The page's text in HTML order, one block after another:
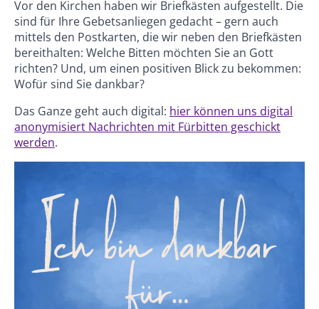
Vor den Kirchen haben wir Briefkästen aufgestellt. Die
sind für Ihre Gebetsanliegen gedacht – gern auch
mittels den Postkarten, die wir neben den Briefkästen
bereithalten: Welche Bitten möchten Sie an Gott
richten? Und, um einen positiven Blick zu bekommen:
Wofür sind Sie dankbar?
Das Ganze geht auch digital: hier können uns digital
anonymisiert Nachrichten mit Fürbitten geschickt
werden.